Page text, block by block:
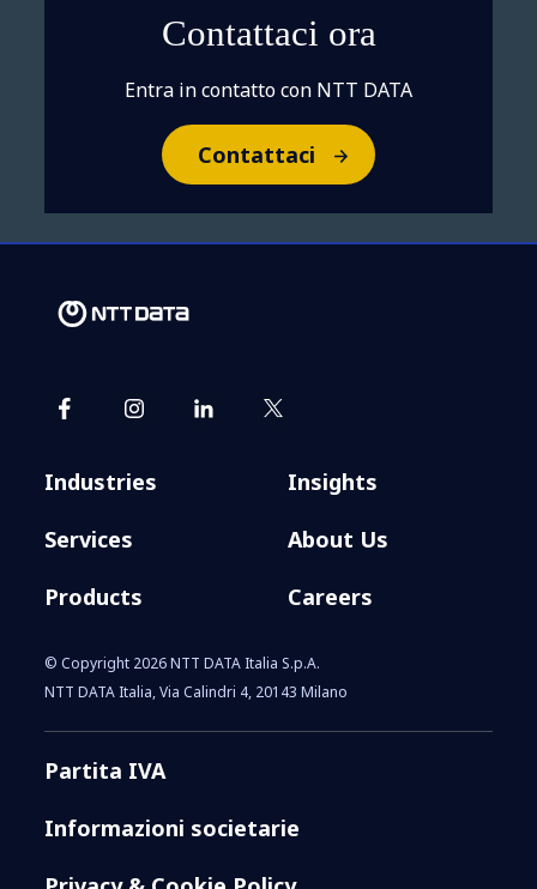
Contattaci ora
Entra in contatto con NTT DATA
Contattaci
Industries
Services
Products
Insights
About Us
Careers
© Copyright 2026 NTT DATA Italia S.p.A.
NTT DATA Italia, Via Calindri 4, 20143 Milano
Partita IVA
Informazioni societarie